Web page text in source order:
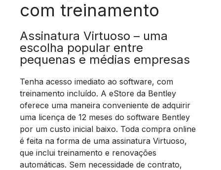
com treinamento
Assinatura Virtuoso – uma
escolha popular entre
pequenas e médias empresas
Tenha acesso imediato ao software, com
treinamento incluído. A eStore da Bentley
oferece uma maneira conveniente de adquirir
uma licença de 12 meses do software Bentley
por um custo inicial baixo. Toda compra online
é feita na forma de uma assinatura Virtuoso,
que inclui treinamento e renovações
automáticas. Sem necessidade de contrato,